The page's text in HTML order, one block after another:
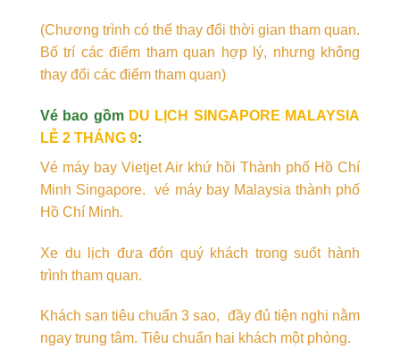
(Chương trình có thể thay đổi thời gian tham quan.
Bố trí các điểm tham quan hợp lý, nhưng không
thay đổi các điểm tham quan)
Vé bao gồm DU LỊCH SINGAPORE MALAYSIA
LỄ 2 THÁNG 9:
Vé máy bay Vietjet Air khứ hồi Thành phố Hồ Chí
Minh Singapore. vé máy bay Malaysia thành phố
Hồ Chí Minh.
Xe du lịch đưa đón quý khách trong suốt hành
trình tham quan.
Khách sạn tiêu chuẩn 3 sao, đầy đủ tiện nghi nằm
ngay trung tâm. Tiêu chuẩn hai khách một phòng.